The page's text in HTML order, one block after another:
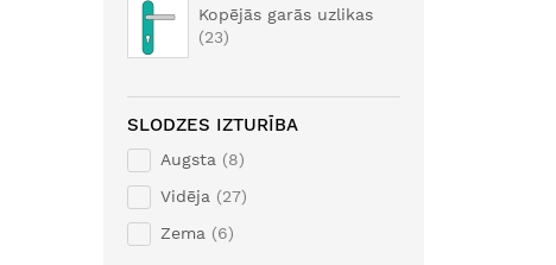
Kopējās garās uzlikas
23
SLODZES IZTURĪBA
Augsta
8
Vidēja
27
Zema
6